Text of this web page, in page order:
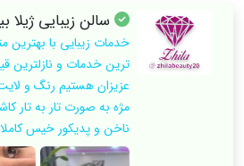
سالن زیبایی ژیلا
خدمات زیبایی با بهترین
ترین خدمات و
عزیزان هستیم رنگ و
مژه به صورت تار به تار
ناخن و پدیکور خیس